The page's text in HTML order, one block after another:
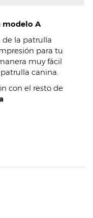
modelo A
de la patrulla
para tu
muy fácil
canina.
con el resto de